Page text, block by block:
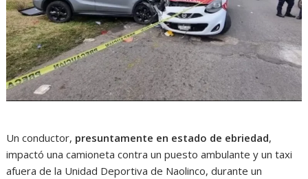
Un conductor, presuntamente en estado de ebriedad,
impactó una camioneta contra un puesto ambulante y un taxi
afuera de la Unidad Deportiva de Naolinco, durante un